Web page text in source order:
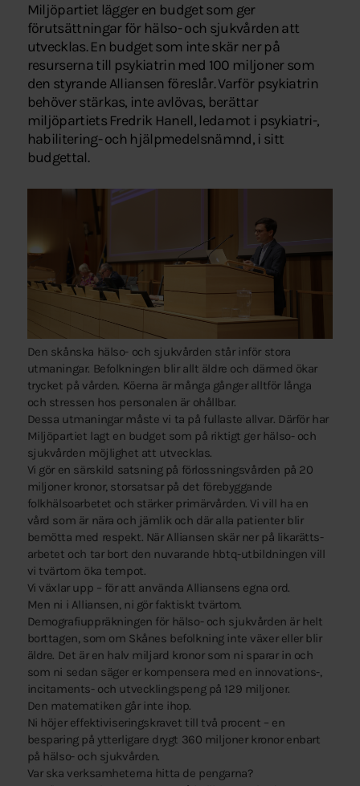
Miljöpartiet lägger en budget som ger
förutsättningar för hälso- och sjukvården att
utvecklas. En budget som inte skär ner på
resurserna till psykiatrin med 100 miljoner som
den styrande Alliansen föreslår. Varför psykiatrin
behöver stärkas, inte avlövas, berättar
miljöpartiets Fredrik Hanell, ledamot i psykiatri-,
habilitering- och hjälpmedelsnämnd, i sitt
budgettal.
Den skånska hälso- och sjukvården står inför stora
utmaningar. Befolkningen blir allt äldre och därmed ökar
trycket på vården. Köerna är många gånger alltför långa
och stressen hos personalen är ohållbar.
Dessa utmaningar måste vi ta på fullaste allvar. Därför har
Miljöpartiet lagt en budget som på riktigt ger hälso- och
sjukvården möjlighet att utvecklas.
Vi gör en särskild satsning på förlossningsvården på 20
miljoner kronor, storsatsar på det förebyggande
folkhälsoarbetet och stärker primärvården. Vi vill ha en
vård som är nära och jämlik och där alla patienter blir
bemötta med respekt. När Alliansen skär ner på likarätts-
arbetet och tar bort den nuvarande hbtq-utbildningen vill
vi tvärtom öka tempot.
Vi växlar upp – för att använda Alliansens egna ord.
Men ni i Alliansen, ni gör faktiskt tvärtom.
Demografiuppräkningen för hälso- och sjukvården är helt
borttagen, som om Skånes befolkning inte växer eller blir
äldre. Det är en halv miljard kronor som ni sparar in och
som ni sedan säger er kompensera med en innovations-,
incitaments- och utvecklingspeng på 129 miljoner.
Den matematiken går inte ihop.
Ni höjer effektiviseringskravet till två procent – en
besparing på ytterligare drygt 360 miljoner kronor enbart
på hälso- och sjukvården.
Var ska verksamheterna hitta de pengarna?